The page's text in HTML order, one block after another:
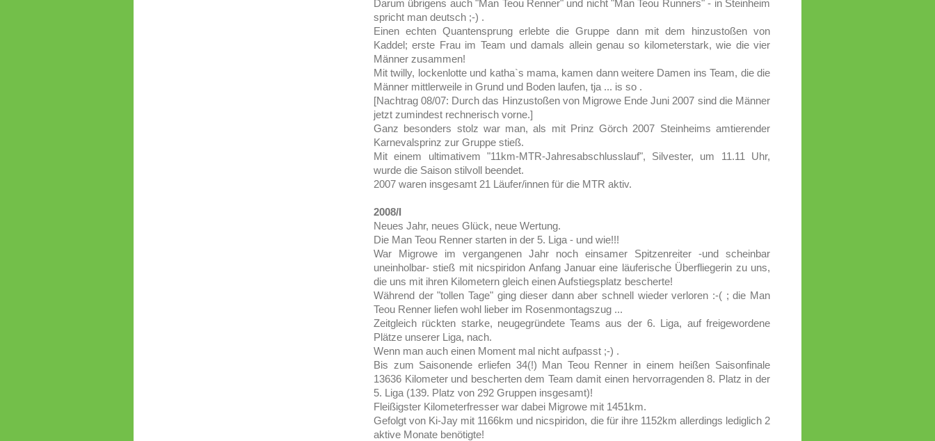
Darum übrigens auch "Man Teou Renner" und nicht "Man Teou Runners" - in Steinheim
spricht man deutsch ;-) .
Einen echten Quantensprung erlebte die Gruppe dann mit dem hinzustoßen von
Kaddel; erste Frau im Team und damals allein genau so kilometerstark, wie die vier
Männer zusammen!
Mit twilly, lockenlotte und katha`s mama, kamen dann weitere Damen ins Team, die die
Männer mittlerweile in Grund und Boden laufen, tja ... is so .
[Nachtrag 08/07: Durch das Hinzustoßen von Migrowe Ende Juni 2007 sind die Männer
jetzt zumindest rechnerisch vorne.]
Ganz besonders stolz war man, als mit Prinz Görch 2007 Steinheims amtierender
Karnevalsprinz zur Gruppe stieß.
Mit einem ultimativem "11km-MTR-Jahresabschlusslauf", Silvester, um 11.11 Uhr,
wurde die Saison stilvoll beendet.
2007 waren insgesamt 21 Läufer/innen für die MTR aktiv.
2008/I
Neues Jahr, neues Glück, neue Wertung.
Die Man Teou Renner starten in der 5. Liga - und wie!!!
War Migrowe im vergangenen Jahr noch einsamer Spitzenreiter -und scheinbar
uneinholbar- stieß mit nicspiridon Anfang Januar eine läuferische Überfliegerin zu uns,
die uns mit ihren Kilometern gleich einen Aufstiegsplatz bescherte!
Während der "tollen Tage" ging dieser dann aber schnell wieder verloren :-( ; die Man
Teou Renner liefen wohl lieber im Rosenmontagszug ...
Zeitgleich rückten starke, neugegründete Teams aus der 6. Liga, auf freigewordene
Plätze unserer Liga, nach.
Wenn man auch einen Moment mal nicht aufpasst ;-) .
Bis zum Saisonende erliefen 34(!) Man Teou Renner in einem heißen Saisonfinale
13636 Kilometer und bescherten dem Team damit einen hervorragenden 8. Platz in der
5. Liga (139. Platz von 292 Gruppen insgesamt)!
Fleißigster Kilometerfresser war dabei Migrowe mit 1451km.
Gefolgt von Ki-Jay mit 1166km und nicspiridon, die für ihre 1152km allerdings lediglich 2
aktive Monate benötigte!